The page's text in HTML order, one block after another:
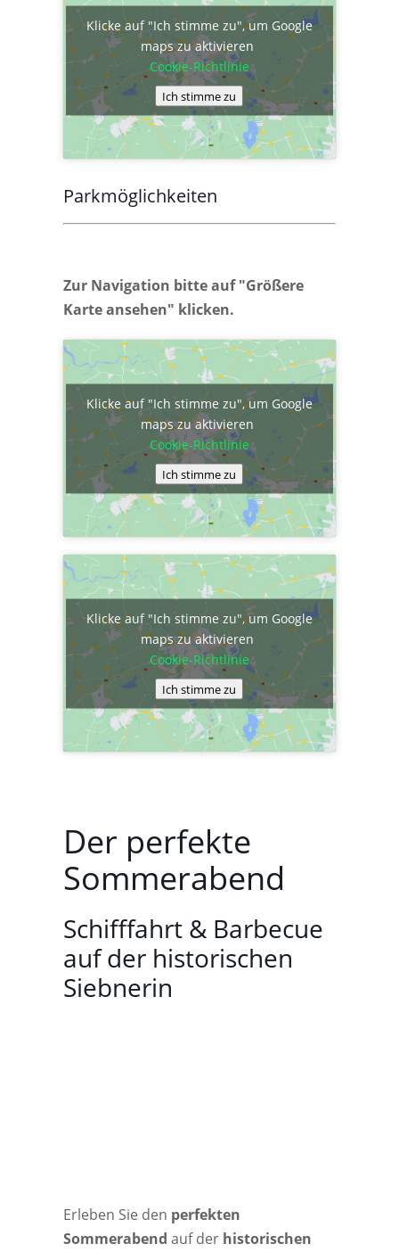
Klicke auf "Ich stimme zu", um Google
maps zu aktivieren
Cookie-Richtlinie
Ich stimme zu
Parkmöglichkeiten
Zur Navigation bitte auf "Größere
Karte ansehen" klicken.
Klicke auf "Ich stimme zu", um Google
maps zu aktivieren
Cookie-Richtlinie
Ich stimme zu
Klicke auf "Ich stimme zu", um Google
maps zu aktivieren
Cookie-Richtlinie
Ich stimme zu
Der perfekte
Sommerabend
Schifffahrt & Barbecue
auf der historischen
Siebnerin
Erleben Sie den perfekten
Sommerabend auf der historischen